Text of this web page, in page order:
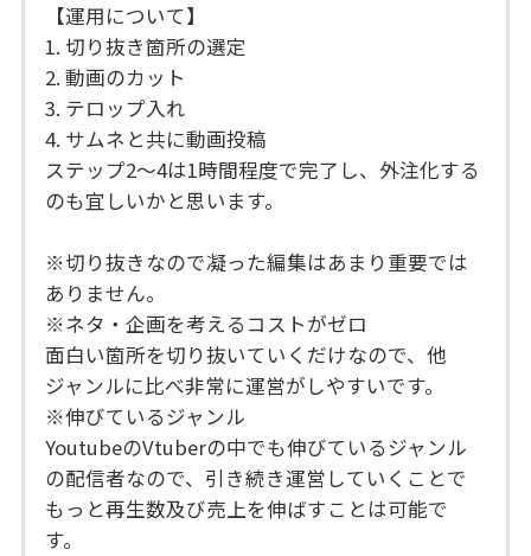
【運用について】
1. 切り抜き箇所の選定
2. 動画のカット
3. テロップ入れ
4. サムネと共に動画投稿
ステップ2〜4は1時間程度で完了し、外注化する
のも宜しいかと思います。
※切り抜きなので凝った編集はあまり重要では
ありません。
※ネタ・企画を考えるコストがゼロ
面白い箇所を切り抜いていくだけなので、他
ジャンルに比べ非常に運営がしやすいです。
※伸びているジャンル
YoutubeのVtuberの中でも伸びているジャンル
の配信者なので、引き続き運営していくことで
もっと再生数及び売上を伸ばすことは可能で
す。